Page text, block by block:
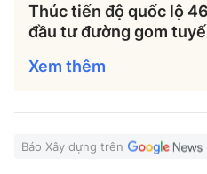
Thúc tiến độ quốc lộ
đầu tư đường gom
Xem thêm
Báo Xây dựng trên